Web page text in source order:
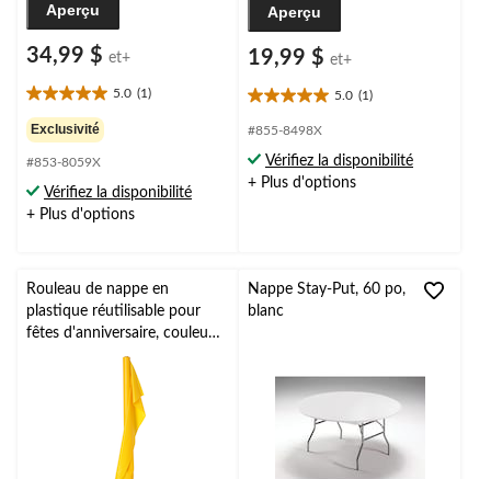
Aperçu
34,99 $ et+
5.0 (1)
5.0
étoile(s)
sur
5.
1
évaluation
Exclusivité
#853-8059X
Vérifiez la disponibilité
+ Plus d'options
Aperçu
19,99 $ et+
5.0 (1)
5.0
étoile(s)
5.
1
#855-8498X
Vérifiez la disponibilité
+ Plus d'options
Rouleau de nappe en
plastique réutilisable pour
fêtes d'anniversaire, couleurs
variées, 40 x 100 po
Nappe Stay-Put, 60 po,
blanc